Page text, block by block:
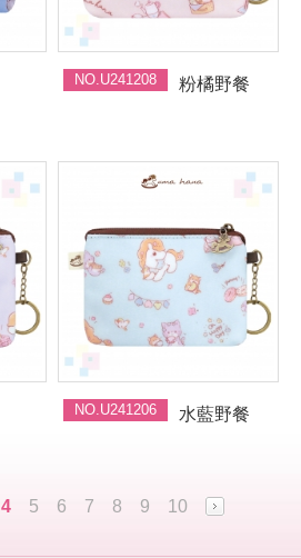
NO.U241208 粉橘野餐
NO.U241206 水藍野餐
4 5 6 7 8 9 10